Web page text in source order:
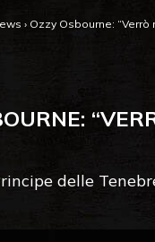
› Ozzy Osbourne:
delle